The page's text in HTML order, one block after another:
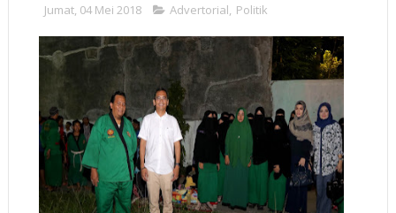
Jumat, 04 Mei 2018 Advertorial, Politik